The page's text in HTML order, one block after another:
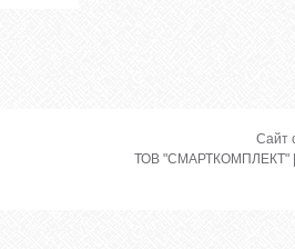
Сайт
ТОВ "СМАРТКОМПЛЕКТ" |